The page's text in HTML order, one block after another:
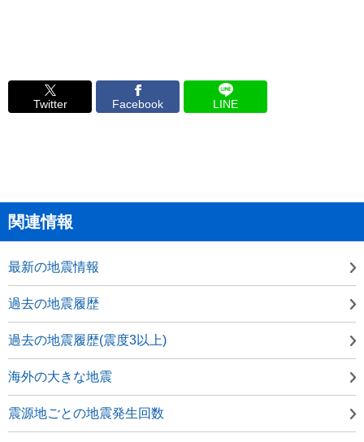
Twitter Facebook LINE
関連情報
最新の地震情報
過去の地震履歴
過去の地震履歴(震度3以上)
海外の大きな地震
震源地ごとの地震発生回数